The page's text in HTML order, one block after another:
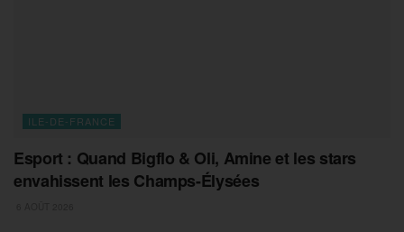
ILE-DE-FRANCE
Esport : Quand Bigflo & Oli, Amine et les stars
envahissent les Champs-Élysées